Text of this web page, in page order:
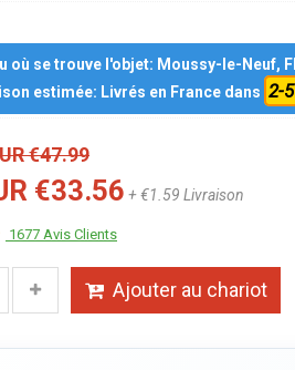
où se trouve l'objet: Moussy-le-Neuf,
estimée: Livrés en France dans 2-
€47.99
€33.56 + €1.59 Livraison
1677 Avis Clients
Ajouter au chariot